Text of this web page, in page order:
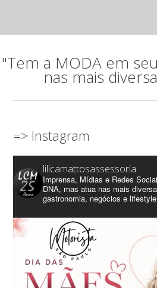
"Tem a MODA em
nas mais
=> Instagram
lilicamattosassessoria
Imprensa, Mídias e Redes
DNA, mas atua nas mais
gastronomia, negócios e